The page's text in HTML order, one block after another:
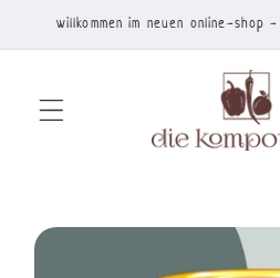
zum
Inhalt
willkommen im neuen online-